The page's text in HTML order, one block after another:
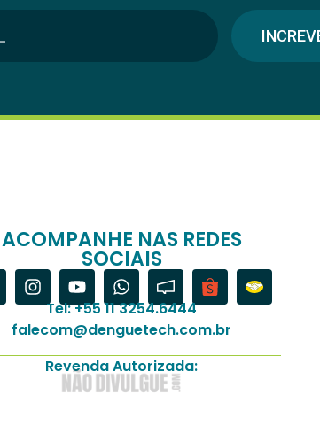
ACOMPANHE NAS REDES
SOCIAIS
Tel: +55 11 3254.6444
falecom@denguetech.com.br
Revenda Autorizada: